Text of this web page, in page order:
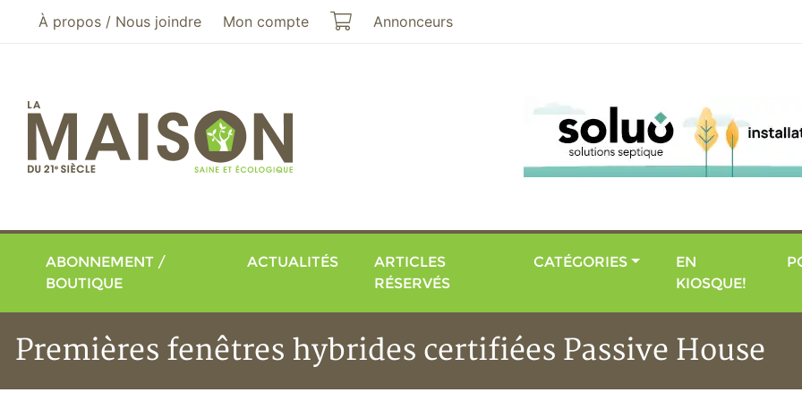
Aller au menu principal
Aller au contenu principal
À propos / Nous joindre Mon compte Mon panier
Annonceurs
ABONNEMENT /
BOUTIQUE
ACTUALITÉS
ARTICLES
RÉSERVÉS
CATÉGORIES
EN
KIOSQUE!
Premières fenêtres hybrides certifiées Passive House